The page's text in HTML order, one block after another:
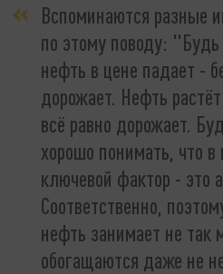
Вспоминаются разные
по этому поводу:
нефть в цене падает -
дорожает. Нефть
всё равно дорожает.
хорошо понимать, что в
ключевой фактор - это
Соответственно,
нефть занимает не так
обогащаются даже не